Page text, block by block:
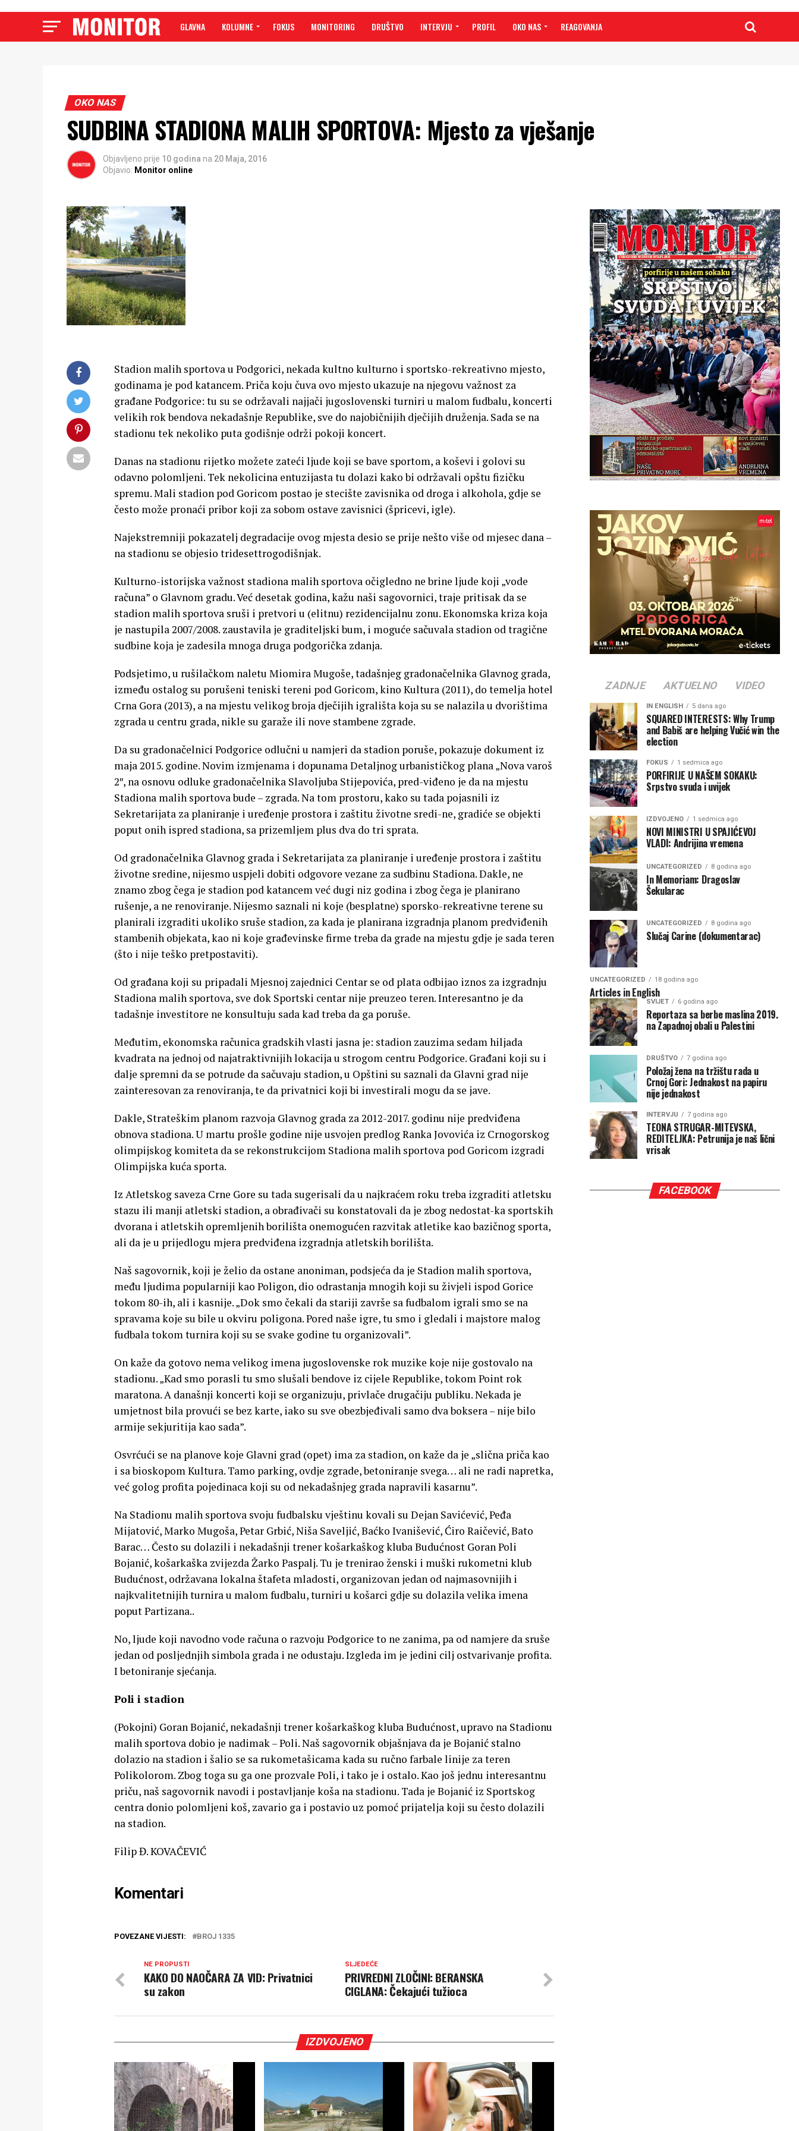
GLAVNA KOLUMNE FOKUS MONITORING DRUŠTVO INTERVJU PROFIL OKO NAS REAGOVANJA
OKO NAS
SUDBINA STADIONA MALIH SPORTOVA: Mjesto za vješanje
Objavljeno prije 10 godina na 20 Maja, 2016
Objavio: Monitor online
Stadion malih sportova u Podgorici, nekada kultno kulturno i sportsko-rekreativno mjesto,
godinama je pod katancem. Priča koju čuva ovo mjesto ukazuje na njegovu važnost za
građane Podgorice: tu su se održavali najjači jugoslovenski turniri u malom fudbalu, koncerti
velikih rok bendova nekadašnje Republike, sve do najobičnijih dječijih druženja. Sada se na
stadionu tek nekoliko puta godišnje održi pokoji koncert.
Danas na stadionu rijetko možete zateći ljude koji se bave sportom, a koševi i golovi su
odavno polomljeni. Tek nekolicina entuzijasta tu dolazi kako bi održavali opštu fizičku
spremu. Mali stadion pod Goricom postao je stecište zavisnika od droga i alkohola, gdje se
često može pronaći pribor koji za sobom ostave zavisnici (špricevi, igle).
Najekstremniji pokazatelj degradacije ovog mjesta desio se prije nešto više od mjesec dana –
na stadionu se objesio tridesettrogodišnjak.
Kulturno-istorijska važnost stadiona malih sportova očigledno ne brine ljude koji „vode
računa” o Glavnom gradu. Već desetak godina, kažu naši sagovornici, traje pritisak da se
stadion malih sportova sruši i pretvori u (elitnu) rezidencijalnu zonu. Ekonomska kriza koja
je nastupila 2007/2008. zaustavila je graditeljski bum, i moguće sačuvala stadion od tragične
sudbine koja je zadesila mnoga druga podgorička zdanja.
Podsjetimo, u rušilačkom naletu Miomira Mugoše, tadašnjeg gradonačelnika Glavnog grada,
između ostalog su porušeni teniski tereni pod Goricom, kino Kultura (2011), do temelja hotel
Crna Gora (2013), a na mjestu velikog broja dječijih igrališta koja su se nalazila u dvorištima
zgrada u centru grada, nikle su garaže ili nove stambene zgrade.
Da su gradonačelnici Podgorice odlučni u namjeri da stadion poruše, pokazuje dokument iz
maja 2015. godine. Novim izmjenama i dopunama Detaljnog urbanističkog plana „Nova varoš
2″, na osnovu odluke gradonačelnika Slavoljuba Stijepovića, pred-viđeno je da na mjestu
Stadiona malih sportova bude – zgrada. Na tom prostoru, kako su tada pojasnili iz
Sekretarijata za planiranje i uređenje prostora i zaštitu životne sredi-ne, gradiće se objekti
poput onih ispred stadiona, sa prizemljem plus dva do tri sprata.
Od gradonačelnika Glavnog grada i Sekretarijata za planiranje i uređenje prostora i zaštitu
životne sredine, nijesmo uspjeli dobiti odgovore vezane za sudbinu Stadiona. Dakle, ne
znamo zbog čega je stadion pod katancem već dugi niz godina i zbog čega je planirano
rušenje, a ne renoviranje. Nijesmo saznali ni koje (besplatne) sporsko-rekreativne terene su
planirali izgraditi ukoliko sruše stadion, za kada je planirana izgradnja planom predviđenih
stambenih objekata, kao ni koje građevinske firme treba da grade na mjestu gdje je sada teren
(što i nije teško pretpostaviti).
Od građana koji su pripadali Mjesnoj zajednici Centar se od plata odbijao iznos za izgradnju
Stadiona malih sportova, sve dok Sportski centar nije preuzeo teren. Interesantno je da
tadašnje investitore ne konsultuju sada kad treba da ga poruše.
Međutim, ekonomska računica gradskih vlasti jasna je: stadion zauzima sedam hiljada
kvadrata na jednoj od najatraktivnijih lokacija u strogom centru Podgorice. Građani koji su i
dalje spremni da se potrude da sačuvaju stadion, u Opštini su saznali da Glavni grad nije
zainteresovan za renoviranja, te da privatnici koji bi investirali mogu da se jave.
Dakle, Strateškim planom razvoja Glavnog grada za 2012-2017. godinu nije predviđena
obnova stadiona. U martu prošle godine nije usvojen predlog Ranka Jovovića iz Crnogorskog
olimpijskog komiteta da se rekonstrukcijom Stadiona malih sportova pod Goricom izgradi
Olimpijska kuća sporta.
Iz Atletskog saveza Crne Gore su tada sugerisali da u najkraćem roku treba izgraditi atletsku
stazu ili manji atletski stadion, a obrađivači su konstatovali da je zbog nedostat-ka sportskih
dvorana i atletskih opremljenih borilišta onemogućen razvitak atletike kao bazičnog sporta,
ali da je u prijedlogu mjera predviđena izgradnja atletskih borilišta.
Naš sagovornik, koji je želio da ostane anoniman, podsjeća da je Stadion malih sportova,
među ljudima popularniji kao Poligon, dio odrastanja mnogih koji su živjeli ispod Gorice
tokom 80-ih, ali i kasnije. „Dok smo čekali da stariji završe sa fudbalom igrali smo se na
spravama koje su bile u okviru poligona. Pored naše igre, tu smo i gledali i majstore malog
fudbala tokom turnira koji su se svake godine tu organizovali”.
On kaže da gotovo nema velikog imena jugoslovenske rok muzike koje nije gostovalo na
stadionu. „Kad smo porasli tu smo slušali bendove iz cijele Republike, tokom Point rok
maratona. A današnji koncerti koji se organizuju, privlače drugačiju publiku. Nekada je
umjetnost bila provući se bez karte, iako su sve obezbjeđivali samo dva boksera – nije bilo
armije sekjuritija kao sada”.
Osvrćući se na planove koje Glavni grad (opet) ima za stadion, on kaže da je „slična priča kao
i sa bioskopom Kultura. Tamo parking, ovdje zgrade, betoniranje svega… ali ne radi napretka,
već golog profita pojedinaca koji su od nekadašnjeg grada napravili kasarnu”.
Na Stadionu malih sportova svoju fudbalsku vještinu kovali su Dejan Savićević, Peđa
Mijatović, Marko Mugoša, Petar Grbić, Niša Saveljić, Baćko Ivanišević, Ćiro Raičević, Bato
Barac… Često su dolazili i nekadašnji trener košarkaškog kluba Budućnost Goran Poli
Bojanić, košarkaška zvijezda Žarko Paspalj. Tu je trenirao ženski i muški rukometni klub
Budućnost, održavana lokalna štafeta mladosti, organizovan jedan od najmasovnijih i
najkvalitetnijih turnira u malom fudbalu, turniri u košarci gdje su dolazila velika imena
poput Partizana..
No, ljude koji navodno vode računa o razvoju Podgorice to ne zanima, pa od namjere da sruše
jedan od posljednjih simbola grada i ne odustaju. Izgleda im je jedini cilj ostvarivanje profita.
I betoniranje sjećanja.
Poli i stadion
(Pokojni) Goran Bojanić, nekadašnji trener košarkaškog kluba Budućnost, upravo na Stadionu
malih sportova dobio je nadimak – Poli. Naš sagovornik objašnjava da je Bojanić stalno
dolazio na stadion i šalio se sa rukometašicama kada su ručno farbale linije za teren
Polikolorom. Zbog toga su ga one prozvale Poli, i tako je i ostalo. Kao još jednu interesantnu
priču, naš sagovornik navodi i postavljanje koša na stadionu. Tada je Bojanić iz Sportskog
centra donio polomljeni koš, zavario ga i postavio uz pomoć prijatelja koji su često dolazili
na stadion.
Filip Đ. KOVAČEVIĆ
Komentari
POVEZANE VIJESTI: BROJ 1335
SLJEDEĆE
PRIVREDNI ZLOČINI: BERANSKA
CIGLANA: Čekajući tužioca
NE PROPUSTI
KAKO DO NAOČARA ZA VID: Privatnici
su zakon
IZDVOJENO
ZADNJE AKTUELNO VIDEO
IN ENGLISH 5 dana ago
SQUARED INTERESTS: Why Trump
and Babiš are helping Vučić win the
election
FOKUS 1 sedmica ago
PORFIRIJE U NAŠEM SOKAKU:
Srpstvo svuda i uvijek
IZDVOJENO 1 sedmica ago
NOVI MINISTRI U SPAJIĆEVOJ
VLADI: Andrijina vremena
UNCATEGORIZED 8 godina ago
In Memoriam: Dragoslav
Šekularac
UNCATEGORIZED 8 godina ago
Slučaj Carine (dokumentarac)
UNCATEGORIZED 18 godina ago
Articles in English
SVIJET 6 godina ago
Reportaza sa berbe maslina 2019.
na Zapadnoj obali u Palestini
DRUŠTVO 7 godina ago
Položaj žena na tržištu rada u
Crnoj Gori: Jednakost na papiru
nije jednakost
INTERVJU 7 godina ago
TEONA STRUGAR-MITEVSKA,
REDITELJKA: Petrunija je naš lični
vrisak
FACEBOOK